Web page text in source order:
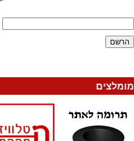
מומלצים